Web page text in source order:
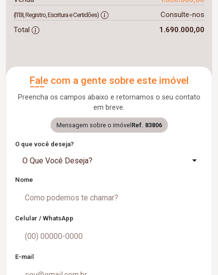
(ITBI, Registro, Escritura e Certidões)
Consulte-nos
Total
1.690.000,00
Fale com a gente sobre este imóvel
Preencha os campos abaixo e retornamos o seu contato
em breve.
Mensagem sobre o imóvel Ref. 83806
O que você deseja?
O Que Você Deseja?
Nome
Celular / WhatsApp
E-mail